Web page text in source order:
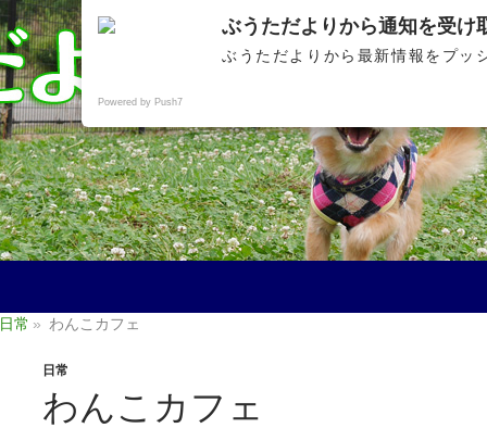
日常 わんこカフェ
日常
わんこカフェ
ぶうただよりから通知を受け
ぶうただよりから最新情報をプッ
Powered by Push7